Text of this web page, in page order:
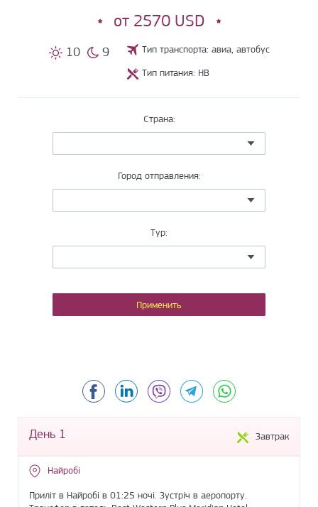
от 2570 USD
10 9 Тип транспорта: авиа, автобус
Тип питания: HB
Страна:
Город отправления:
Тур:
Facebook LinkedIn Viber Telegram
День 1 Завтрак
Найробі
Приліт в Найробі в 01:25 ночі. Зустріч в аеропорту.